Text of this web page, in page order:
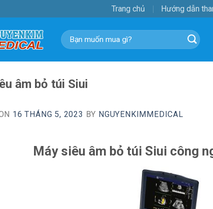
Trang chủ Hướng dẫn
Tìm
kiếm:
âm bỏ túi Siui
16 THÁNG 5, 2023 BY NGUYENKIMMEDICAL
Máy siêu âm bỏ túi Siui công